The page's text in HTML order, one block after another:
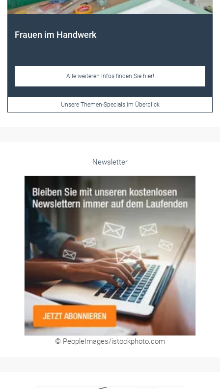
Frauen im Handwerk
Alle weiteren Infos finden Sie hier!
Unsere Themen-Specials im Überblick
Newsletter
© PeopleImages/istockphoto.com